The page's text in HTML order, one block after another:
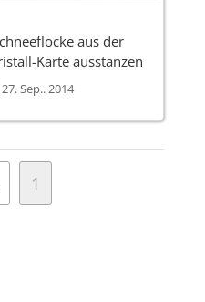
aus der
Karte ausstanzen
27. Sep.. 2014
1